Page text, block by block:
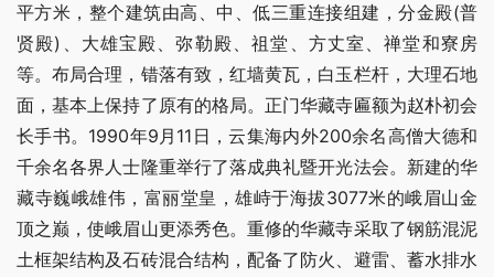
平方米，整个建筑由高、中、低三重连接组建，分金殿(普
贤殿)、大雄宝殿、弥勒殿、祖堂、方丈室、禅堂和寮房
等。布局合理，错落有致，红墙黄瓦，白玉栏杆，大理石地
面，基本上保持了原有的格局。正门华藏寺匾额为赵朴初会
长手书。1990年9月11日，云集海内外200余名高僧大德和
千余名各界人士隆重举行了落成典礼暨开光法会。新建的华
藏寺巍峨雄伟，富丽堂皇，雄峙于海拔3077米的峨眉山金
顶之巅，使峨眉山更添秀色。重修的华藏寺采取了钢筋混泥
土框架结构及石砖混合结构，配备了防火、避雷、蓄水排水